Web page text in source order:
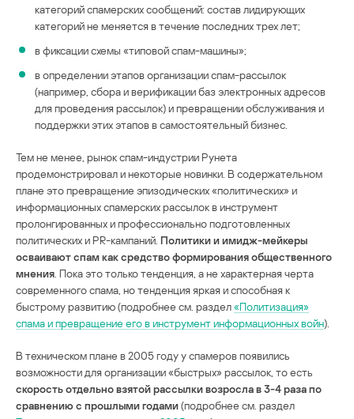
категорий спамерских сообщений: состав лидирующих
категорий не меняется в течение последних трех лет;
в фиксации схемы «типовой спам-машины»;
в определении этапов организации спам-рассылок
(например, сбора и верификации баз электронных адресов
для проведения рассылок) и превращении обслуживания и
поддержки этих этапов в самостоятельный бизнес.
Тем не менее, рынок спам-индустрии Рунета
продемонстрировал и некоторые новинки. В содержательном
плане это превращение эпизодических «политических» и
информационных спамерских рассылок в инструмент
пролонгированных и профессионально подготовленных
политических и PR-кампаний. Политики и имидж-мейкеры
осваивают спам как средство формирования общественного
мнения . Пока это только тенденция, а не характерная черта
современного спама, но тенденция яркая и способная к
быстрому развитию (подробнее см. раздел«Политизация»
спама и превращение его в инструмент информационных войн).
В техническом плане в 2005 году у спамеров появились
возможности для организации «быстрых» рассылок, то есть
скорость отдельно взятой рассылки возросла в 3-4 раза по
сравнению с прошлыми годами(подробнее см. раздел